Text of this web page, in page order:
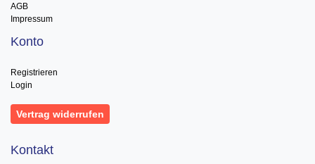
AGB
Impressum
Konto
Registrieren
Login
Vertrag widerrufen
Kontakt